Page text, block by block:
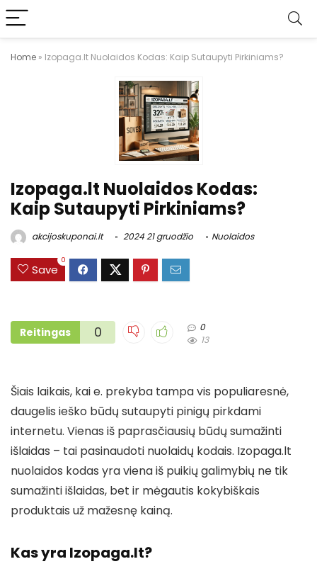
Home » Izopaga.lt Nuolaidos Kodas: Kaip Sutaupyti Pirkiniams?
Izopaga.lt Nuolaidos Kodas:
Kaip Sutaupyti Pirkiniams?
akcijoskuponai.lt 2024 21 gruodžio Nuolaidos
Save
0
Reitingas 0
0
13
Šiais laikais, kai e. prekyba tampa vis populiaresnė,
daugelis ieško būdų sutaupyti pinigų pirkdami
internetu. Vienas iš paprasčiausių būdų sumažinti
išlaidas – tai pasinaudoti nuolaidų kodais. Izopaga.lt
nuolaidos kodas yra viena iš puikių galimybių ne tik
sumažinti išlaidas, bet ir mėgautis kokybiškais
produktais už mažesnę kainą.
Kas yra Izopaga.lt?